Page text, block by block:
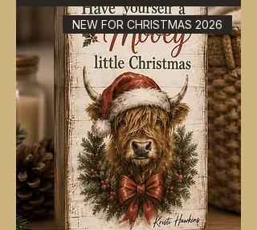
NEW FOR CHRISTMAS 2026